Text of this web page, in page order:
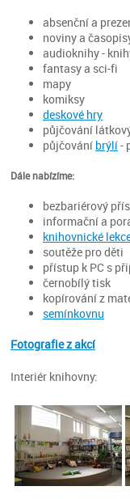
absenční a
noviny a
audioknihy -
fantasy a sci-fi
mapy
komiksy
deskové hry
půjčování
půjčování brýlí-
Dále nabízíme:
bezbariérový
informační a
knihovnické
soutěže pro děti
přístup k PC s
černobílý tisk
kopírování z
semínkovnu
Fotografie z akcí
Interiér knihovny: